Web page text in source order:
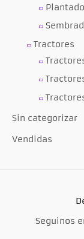
Tractores
Sin categorizar
Vendidas
Seguinos